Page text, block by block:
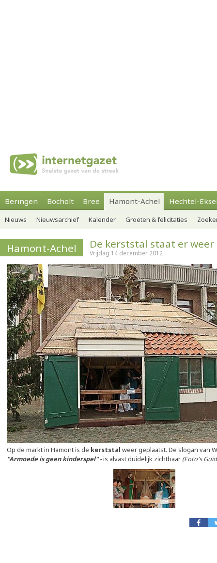
Beringen Bocholt Bree Hamont-Achel Hechtel-
Nieuws Nieuwsarchief Kalender Groeten & felicitaties
Hamont-Achel De kerststal staat er weer
Vrijdag 14 december 2012
Op de markt in Hamont is de kerststal weer geplaatst. De slogan van
"Armoede is geen kinderspel" -is alvast duidelijk zichtbaar (Foto's